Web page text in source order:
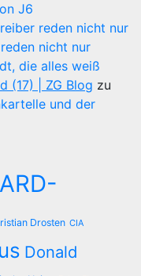
J6
reden nicht nur
nicht nur
die alles weiß
(17) | ZG Blog zu
und der
ARD-
Drosten CIA
Donald